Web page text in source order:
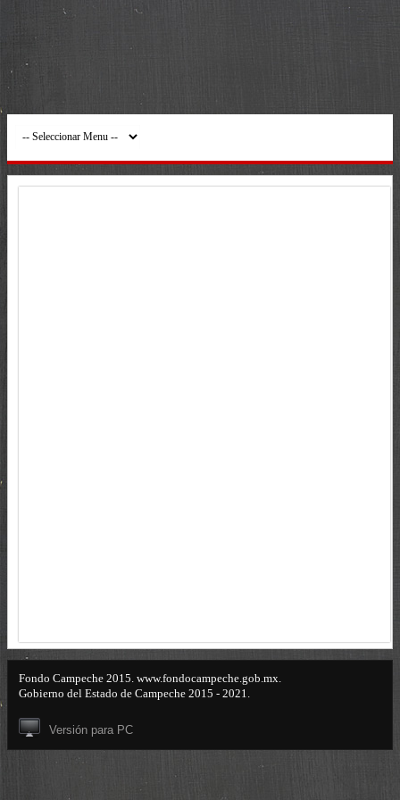
Fondo Campeche 2015. www.fondocampeche.gob.mx.
Gobierno del Estado de Campeche 2015 - 2021.
Versión para PC